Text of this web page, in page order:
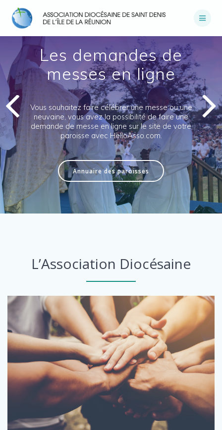
au
contenu
Les demandes de
messes en ligne
Vous souhaitez faire célébrer une messe ou une
neuvaine, vous avez la possibilité de faire une
demande de messe en ligne sur le site de votre
paroisse avec HelloAsso.com.
Annuaire des paroisses
L’Association Diocésaine